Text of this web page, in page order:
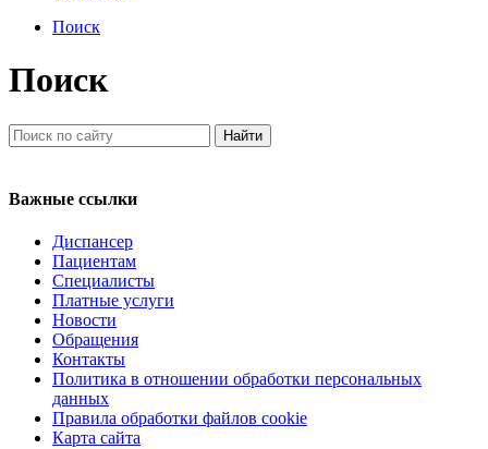
Поиск
Поиск
Важные ссылки
Диспансер
Пациентам
Специалисты
Платные услуги
Новости
Обращения
Контакты
Политика в отношении обработки персональных
данных
Правила обработки файлов cookie
Карта сайта